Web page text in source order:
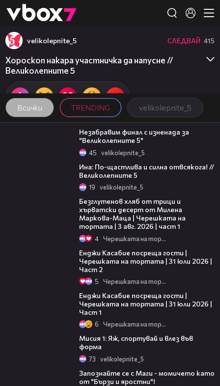
👾
Всички TRENDING velikolepnite_5
velikolepnite_5 СЛЕДВАЙ 415
Хороскоп накара участничка да напусне //
Великолепните 5
14:12
Незабравим финал с изненада за
"Великолепните 5"
45 velikolepnite_5
Ина: По-щастлива и силна отвсякога! //
Великолепните 5
19 velikolepnite_5
Безглутенов хляб от трици и
хърватски десерт от Милена
Маркова-Маца | Черешката на
тортата | 3 авг. 2026 | част 1
4 Черешката на тортата
Енджи Касабие посреща гости |
Черешката на тортата | 31 юли 2026 |
Част 2
5 Черешката на тортата
Енджи Касабие посреща гости |
Черешката на тортата | 31 юли 2026 |
Част 1
6 Черешката на тортата
Мисия 1: Яж, спортувай и влез във
форма
73 velikolepnite_5
Запознайте се с Маги - момичето като
от "Бързи и яростни"!